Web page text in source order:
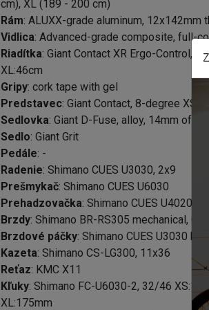
cm), XL (189 - 200 cm)
Rám: ALUXX-grade aluminum,
Vidlica: Advanced-grade composite, full-
Riadítka: Giant Contact XR Ergo-Control,
XL:46cm
Gripy: cork tape with gel
Predstavec: Giant Contact, 8-degree
Sedlovka: Giant D-Fuse, alloy, 14mm offset
Sedlo: Giant Grit
Pedále: -
Radenie: Shimano CUES U3030, 2x9
Prešmykač: Shimano CUES U6030
Prehadzovačka: Shimano CUES U4020
Brzdy: Shimano BR-RS305 mechanical,
Brzdové páčky: Shimano CUES U3030
Kazeta: Shimano CS-LG300, 11x36
Reťaz: KMC X11
Kľuky: Shimano FC-U6030-2, 32/46
XL:175mm